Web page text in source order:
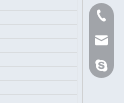
+86 21